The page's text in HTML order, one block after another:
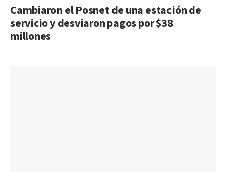
Cambiaron el Posnet de una estación de
servicio y desviaron pagos por $38
millones